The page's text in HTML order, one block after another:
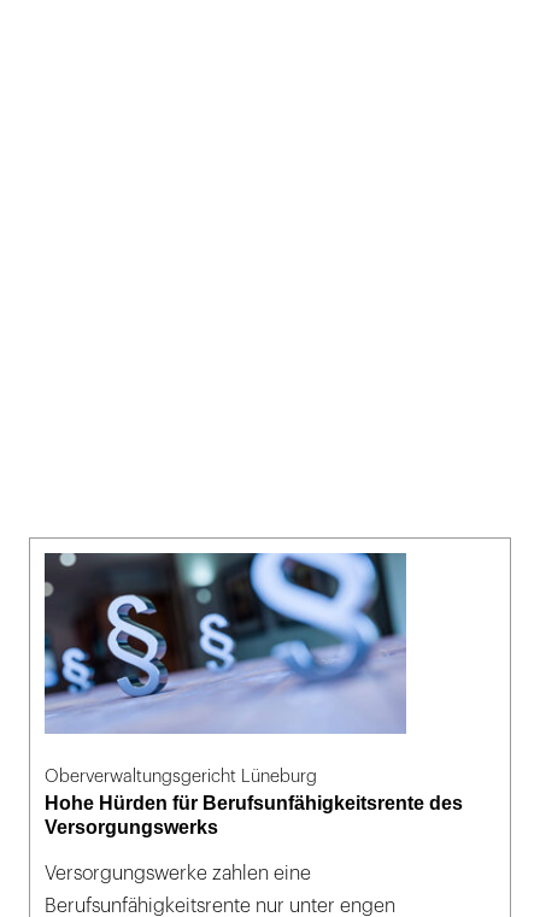
Oberverwaltungsgericht Lüneburg
Hohe Hürden für Berufsunfähigkeitsrente des
Versorgungswerks
Versorgungswerke zahlen eine
Berufsunfähigkeitsrente nur unter engen